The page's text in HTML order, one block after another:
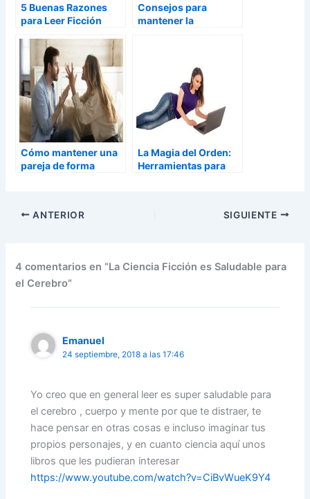
5 Buenas Razones
para Leer Ficción
Consejos para
mantener la
Cómo mantener una
pareja de forma
La Magia del Orden:
Herramientas para
ANTERIOR SIGUIENTE
4 comentarios en “La Ciencia Ficción es Saludable para
el Cerebro”
Emanuel
24 septiembre, 2018 a las 17:46
Yo creo que en general leer es super saludable para
el cerebro , cuerpo y mente por que te distraer, te
hace pensar en otras cosas e incluso imaginar tus
propios personajes, y en cuanto ciencia aquí unos
libros que les pudieran interesar
https://www.youtube.com/watch?v=CiBvWueK9Y4